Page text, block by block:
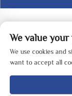
Copyright
We value
We use cookies and
want to accept all